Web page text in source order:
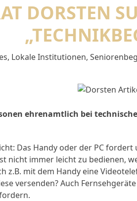
DORSTEN
, Lokale Institutionen,
ehrenamtlich bei
Das Handy oder der PC
nicht immer leicht zu bedienen,
z.B. mit dem Handy eine
versenden? Auch